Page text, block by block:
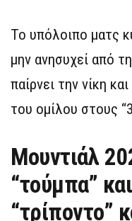
Το υπόλοιπο ματς
μην ανησυχεί από
παίρνει την νίκη
του ομίλου στους
Μουντιάλ
“τούμπα”
“τρίποντο”